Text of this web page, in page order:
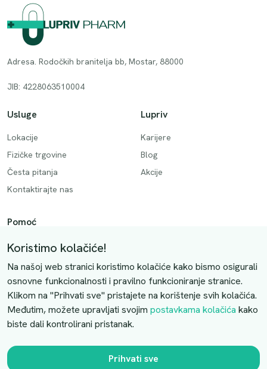
Adresa. Rodočkih branitelja bb, Mostar, 88000
JIB: 4228063510004
Usluge
Lokacije
Fizičke trgovine
Česta pitanja
Kontaktirajte nas
Lupriv
Karijere
Blog
Akcije
Pomoć
Način plaćanja
Dostava
Povrati i otkazivanje
Uslovi kupovine
Kontaktirajte nas
Slobodno nas kontaktirajte putem e-maila:
Koristimo kolačiće!
Na našoj web stranici koristimo kolačiće kako bismo osigurali
osnovne funkcionalnosti i pravilno funkcioniranje stranice.
Klikom na "Prihvati sve" pristajete na korištenje svih kolačića.
Međutim, možete upravljati svojim postavkama kolačića kako
biste dali kontrolirani pristanak.
Prihvati sve